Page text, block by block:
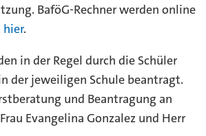
BaföG-Rechner werden online
hier.
in der Regel durch die Schüler
der jeweiligen Schule beantragt.
und Beantragung an
Evangelina Gonzalez und Herr